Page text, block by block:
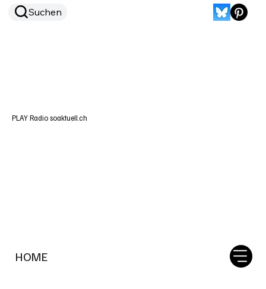
HOME
Suchen
PLAY Radio soaktuell.ch